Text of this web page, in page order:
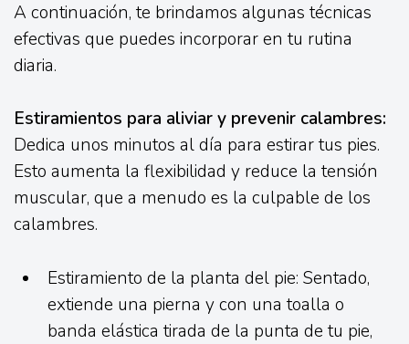
A continuación, te brindamos algunas técnicas
efectivas que puedes incorporar en tu rutina
diaria.
Estiramientos para aliviar y prevenir calambres:
Dedica unos minutos al día para estirar tus pies.
Esto aumenta la flexibilidad y reduce la tensión
muscular, que a menudo es la culpable de los
calambres.
Estiramiento de la planta del pie: Sentado,
extiende una pierna y con una toalla o
banda elástica tirada de la punta de tu pie,